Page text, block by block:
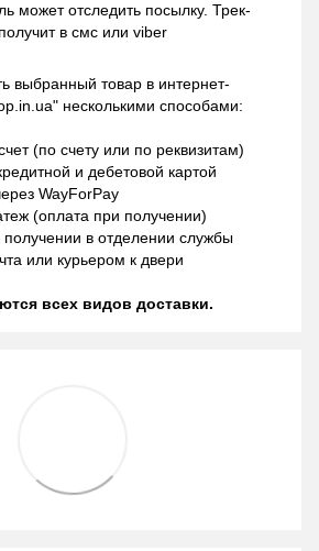
может отследить посылку. Трек-
в смс или viber
выбранный товар в интернет-
несколькими способами:
(по счету или по реквизитам)
и дебетовой картой
WayForPay
(оплата при получении)
в отделении службы
или курьером к двери
всех видов доставки.